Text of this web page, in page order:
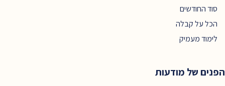
סוד החודשים
הכל על קבלה
לימוד מעמיק
הפנים של מודעות